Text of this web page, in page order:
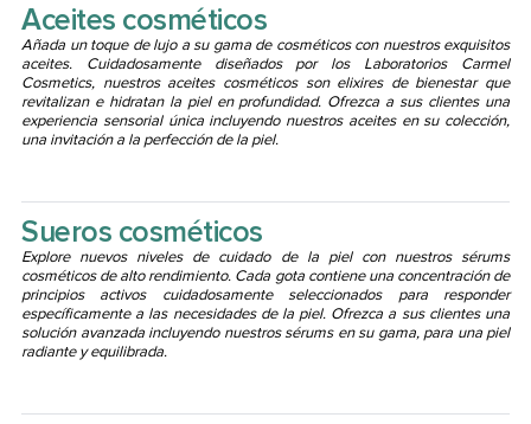
Aceites cosméticos
Añada un toque de lujo a su gama de cosméticos con nuestros exquisitos
aceites. Cuidadosamente diseñados por los Laboratorios Carmel
Cosmetics, nuestros aceites cosméticos son elixires de bienestar que
revitalizan e hidratan la piel en profundidad. Ofrezca a sus clientes una
experiencia sensorial única incluyendo nuestros aceites en su colección,
una invitación a la perfección de la piel.
Sueros cosméticos
Explore nuevos niveles de cuidado de la piel con nuestros sérums
cosméticos de alto rendimiento. Cada gota contiene una concentración de
principios activos cuidadosamente seleccionados para responder
específicamente a las necesidades de la piel. Ofrezca a sus clientes una
solución avanzada incluyendo nuestros sérums en su gama, para una piel
radiante y equilibrada.